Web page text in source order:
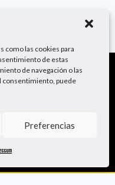
como las cookies para
de estas
de navegación o las
consentimiento, puede
Preferencias